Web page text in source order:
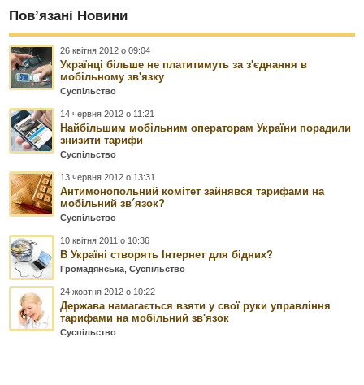
Пов’язані Новини
26 квітня 2012 о 09:04
Українці більше не платитимуть за з'єднання в
мобільному зв'язку
Суспільство
14 червня 2012 о 11:21
Найбільшим мобільним операторам України порадили
знизити тарифи
Суспільство
13 червня 2012 о 13:31
Антимонопольний комітет зайнявся тарифами на
мобільний зв´язок?
Суспільство
10 квітня 2011 о 10:36
В Україні створять Інтернет для бідних?
Громадянська ,Суспільство
24 жовтня 2012 о 10:22
Держава намагається взяти у свої руки управління
тарифами на мобільний зв'язок
Суспільство